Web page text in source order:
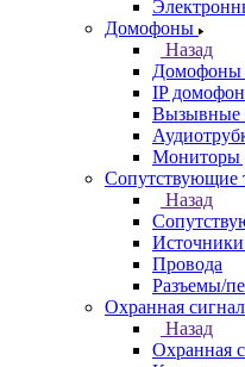
Домофоны
Назад
Домофоны
IP
Вызывные
Мониторы
Сопутствующие
Назад
Провода
Разъемы/
Охранная
Назад
Охранная